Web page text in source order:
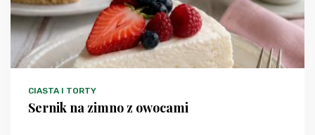
CIASTA I TORTY
Sernik na zimno z owocami